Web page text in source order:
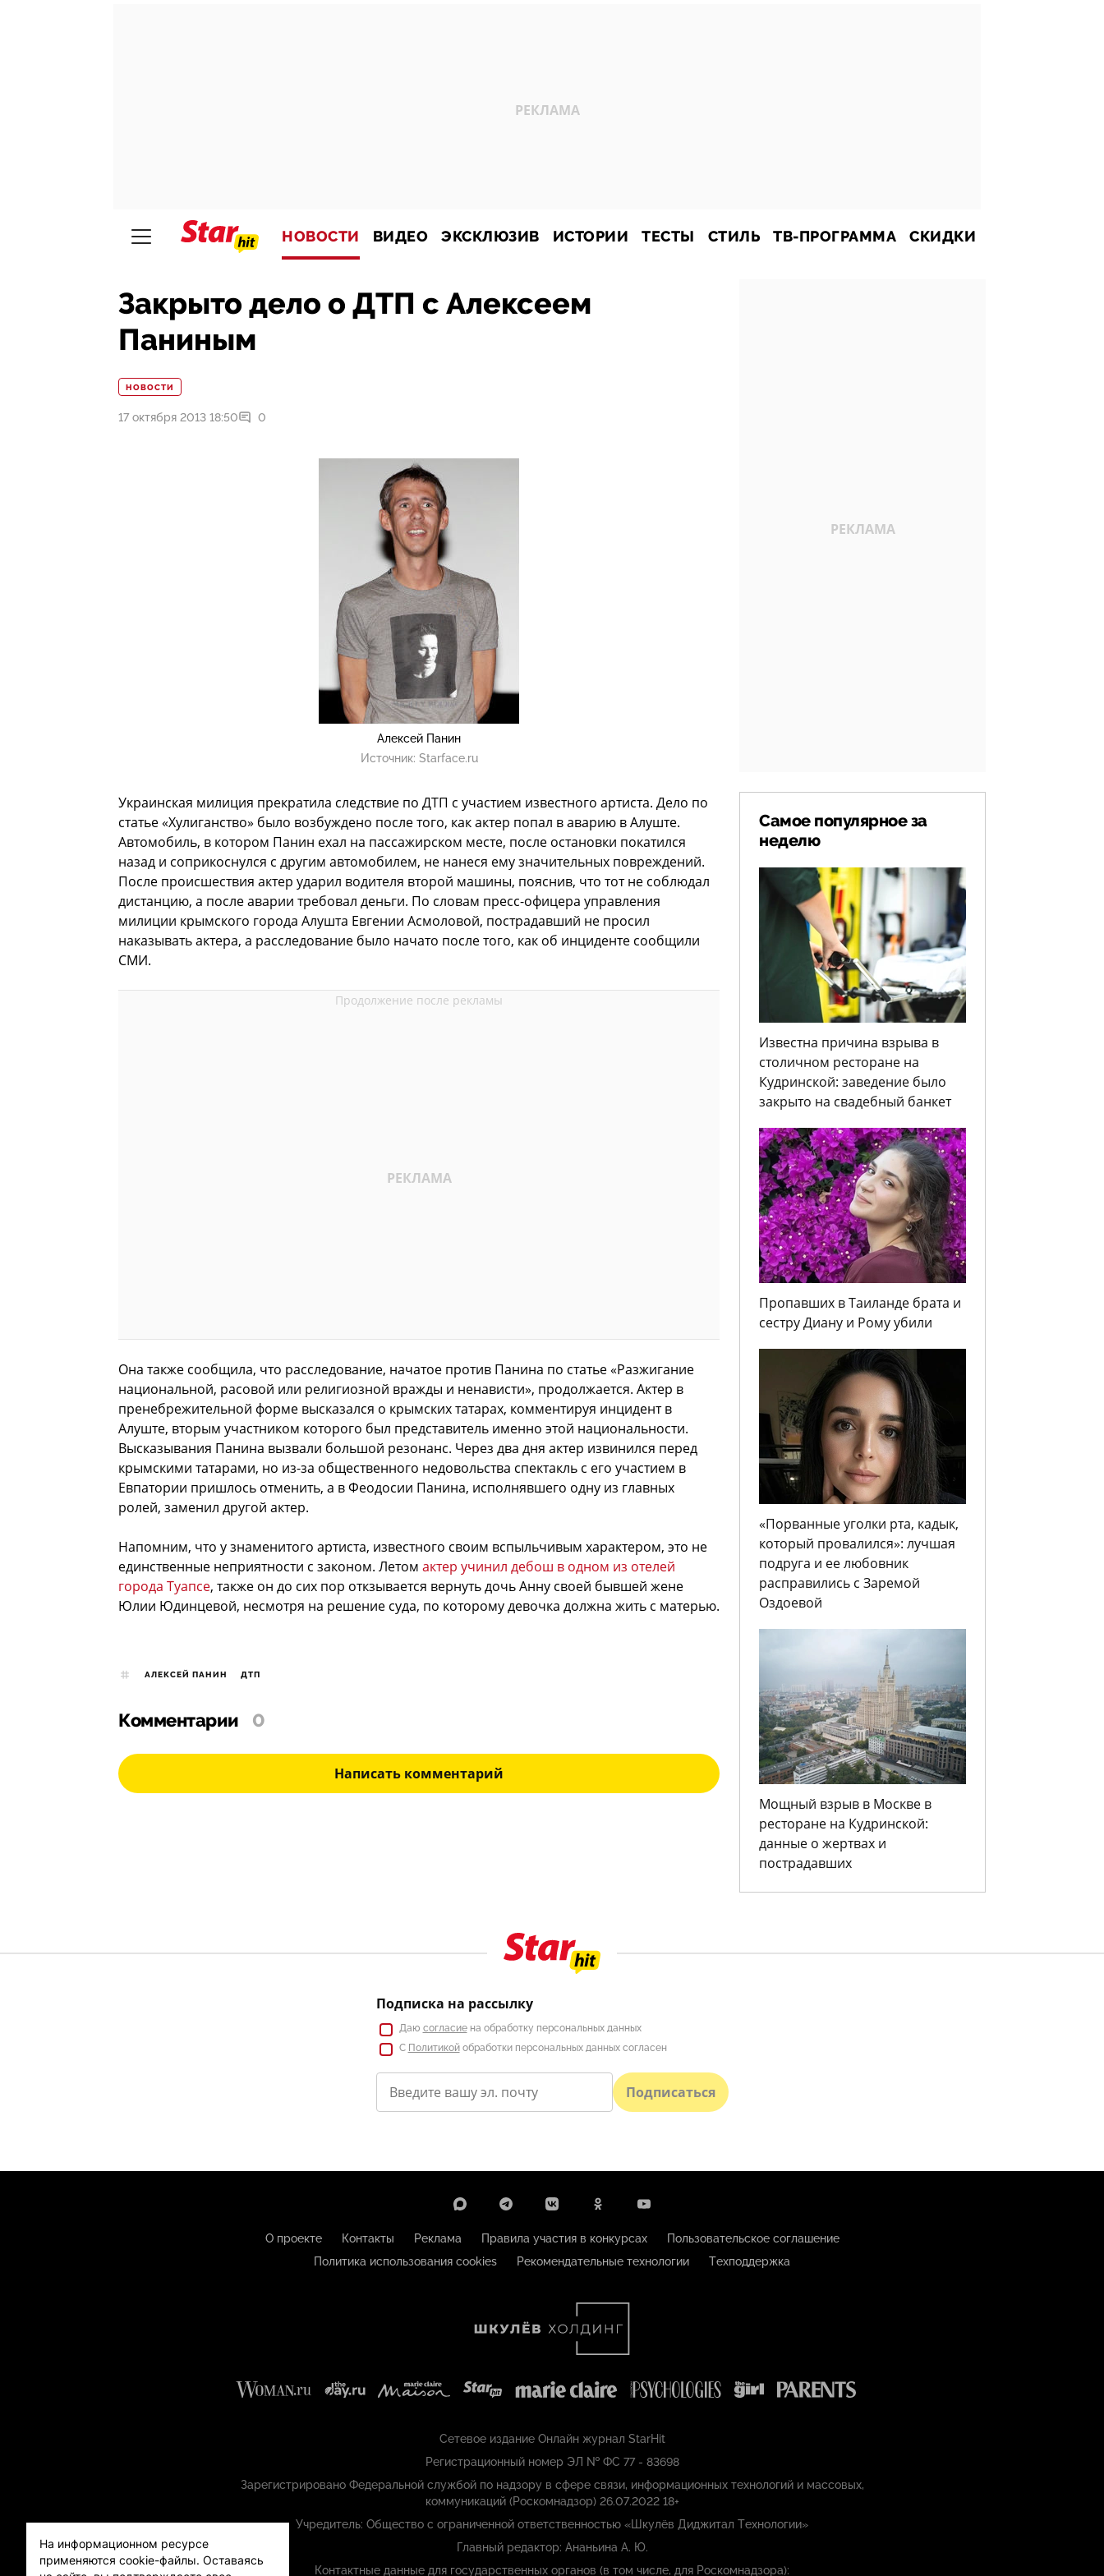
НОВОСТИ ВИДЕО ЭКСКЛЮЗИВ ИСТОРИИ ТЕСТЫ СТИЛЬ ТВ-ПРОГРАММА СКИДКИ
Закрыто дело о ДТП с Алексеем
Паниным
НОВОСТИ
17 октября 2013 18:50 0
Алексей Панин
Источник: Starface.ru
Украинская милиция прекратила следствие по ДТП с участием известного артиста. Дело по
статье «Хулиганство» было возбуждено после того, как актер попал в аварию в Алуште.
Автомобиль, в котором Панин ехал на пассажирском месте, после остановки покатился
назад и соприкоснулся с другим автомобилем, не нанеся ему значительных повреждений.
После происшествия актер ударил водителя второй машины, пояснив, что тот не соблюдал
дистанцию, а после аварии требовал деньги. По словам пресс-офицера управления
милиции крымского города Алушта Евгении Асмоловой, пострадавший не просил
наказывать актера, а расследование было начато после того, как об инциденте сообщили
СМИ.
Она также сообщила, что расследование, начатое против Панина по статье «Разжигание
национальной, расовой или религиозной вражды и ненависти», продолжается. Актер в
пренебрежительной форме высказался о крымских татарах, комментируя инцидент в
Алуште, вторым участником которого был представитель именно этой национальности.
Высказывания Панина вызвали большой резонанс. Через два дня актер извинился перед
крымскими татарами, но из-за общественного недовольства спектакль с его участием в
Евпатории пришлось отменить, а в Феодосии Панина, исполнявшего одну из главных
ролей, заменил другой актер.
Напомним, что у знаменитого артиста, известного своим вспыльчивым характером, это не
единственные неприятности с законом. Летом актер учинил дебош в одном из отелей
города Туапсе, также он до сих пор откзывается вернуть дочь Анну своей бывшей жене
Юлии Юдинцевой, несмотря на решение суда, по которому девочка должна жить с матерью.
АЛЕКСЕЙ ПАНИН ДТП
Комментарии 0
Написать комментарий
Самое популярное за
неделю
Известна причина взрыва в
столичном ресторане на
Кудринской: заведение было
закрыто на свадебный банкет
Пропавших в Таиланде брата и
сестру Диану и Рому убили
«Порванные уголки рта, кадык,
который провалился»: лучшая
подруга и ее любовник
расправились с Заремой
Оздоевой
Мощный взрыв в Москве в
ресторане на Кудринской:
данные о жертвах и
пострадавших
Подписка на рассылку
Даю согласиена обработку персональных данных
С Политикойобработки персональных данных согласен
Подписаться
О проекте Контакты Реклама Правила участия в конкурсах
Пользовательское соглашение
Политика использования cookies
Рекомендательные технологии Техподдержка
Сетевое издание Онлайн журнал StarHit
Регистрационный номер ЭЛ № ФС 77 - 83698
Зарегистрировано Федеральной службой по надзору в сфере связи, информационных технологий и массовых,
коммуникаций (Роскомнадзор) 26.07.2022 18+
Учредитель: Общество с ограниченной ответственностью «Шкулёв Диджитал Технологии»
Главный редактор: Ананьина А. Ю.
Контактные данные для государственных органов (в том числе, для Роскомнадзора):
На информационном ресурсе
применяются cookie-файлы. Оставаясь